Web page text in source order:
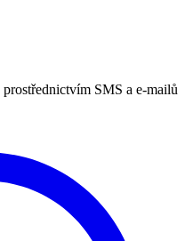
prostřednictvím SMS a e-mailů